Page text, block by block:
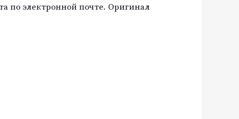
по электронной почте. Оригинал